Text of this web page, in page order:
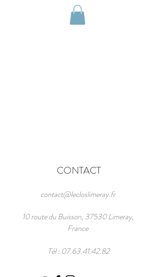
Réserver
CONTACT
contact@lecloslimeray.fr
10 route du Buisson, 37530 Limeray,
France
Tél : 07.63.41.42.82